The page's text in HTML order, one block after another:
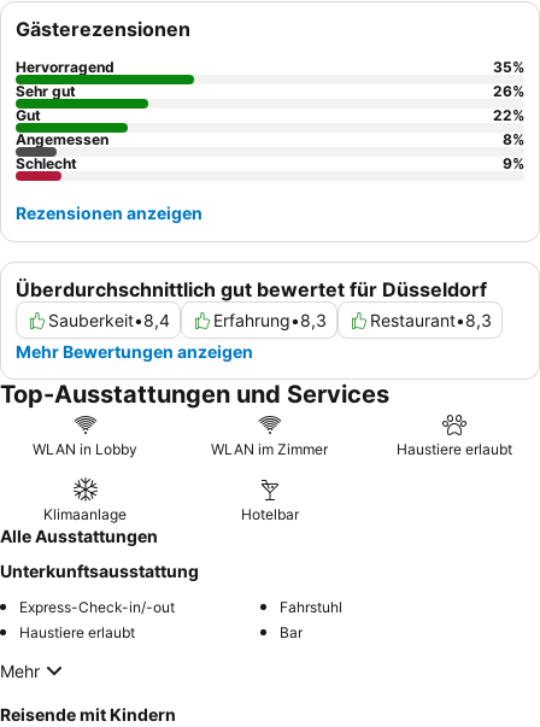
Personals
, insbesondere das effiziente Rezeptionsteam. Für
einen ruhigeren Aufenthalt empfiehlt es sich, ein Zimmer zur
Rückseite des Hotels zu buchen.
Überdurchschnittlich gut bewertet für Düsseldorf
Sauberkeit•8,4 Erfahrung•8,3 Restaurant•8,3
Mehr Bewertungen anzeigen
Gästerezensionen
Hervorragend 35%
Sehr gut
26%
Gut
22%
Angemessen
8%
Schlecht
9%
Rezensionen anzeigen
Top-Ausstattungen und Services
WLAN in Lobby WLAN im Zimmer Haustiere erlaubt
Klimaanlage Hotelbar
Alle Ausstattungen
Unterkunftsausstattung
Express-Check-in/-out
Fahrstuhl
Haustiere erlaubt
Bar
Mehr
Reisende mit Kindern